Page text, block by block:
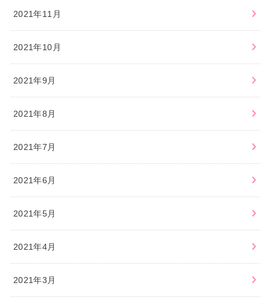
2021年11月
2021年10月
2021年9月
2021年8月
2021年7月
2021年6月
2021年5月
2021年4月
2021年3月